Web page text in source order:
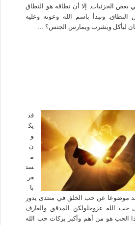
بعض الجزئيات, إلا أن نطاقه هو النطاق
ونبدأ باسم الله وعونه وعليه
ليأكل ويشرب ويمارس الجنس؟ …
قد
يك
و
ن
م
ست
غر
با
موضوعا عن حب الخلق في منتدى يدور
الله عزوجلولكن المدقق والعارف
الحب هو من أهم وأكبر بركات حب الله